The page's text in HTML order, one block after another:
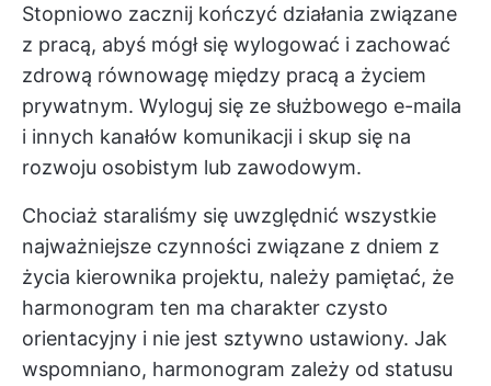
Stopniowo zacznij kończyć działania związane
z pracą, abyś mógł się wylogować i zachować
zdrową równowagę między pracą a życiem
prywatnym. Wyloguj się ze służbowego e-maila
i innych kanałów komunikacji i skup się na
rozwoju osobistym lub zawodowym.
Chociaż staraliśmy się uwzględnić wszystkie
najważniejsze czynności związane z dniem z
życia kierownika projektu, należy pamiętać, że
harmonogram ten ma charakter czysto
orientacyjny i nie jest sztywno ustawiony. Jak
wspomniano, harmonogram zależy od statusu